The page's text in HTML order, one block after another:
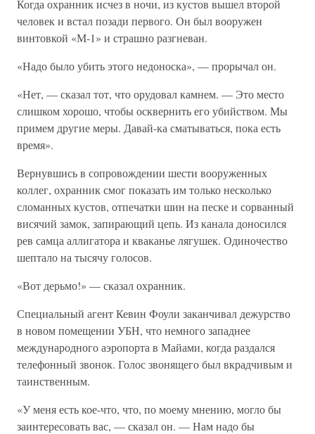
Когда охранник исчез в ночи, из кустов вышел второй
человек и встал позади первого. Он был вооружен
винтовкой «М-1» и страшно разгневан.
«Надо было убить этого недоноска», — прорычал он.
«Нет, — сказал тот, что орудовал камнем. — Это место
слишком хорошо, чтобы осквернить его убийством. Мы
примем другие меры. Давай-ка сматываться, пока есть
время».
Вернувшись в сопровождении шести вооруженных
коллег, охранник смог показать им только несколько
сломанных кустов, отпечатки шин на песке и сорванный
висячий замок, запирающий цепь. Из канала доносился
рев самца аллигатора и кваканье лягушек. Одиночество
шептало на тысячу голосов.
«Вот дерьмо!» — сказал охранник.
Специальный агент Кевин Фоули заканчивал дежурство
в новом помещении УБН, что немного западнее
международного аэропорта в Майами, когда раздался
телефонный звонок. Голос звонящего был вкрадчивым и
таинственным.
«У меня есть кое-что, что, по моему мнению, могло бы
заинтересовать вас, — сказал он. — Нам надо бы